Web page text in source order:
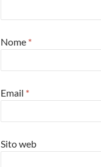
Nome *
Email *
Sito web